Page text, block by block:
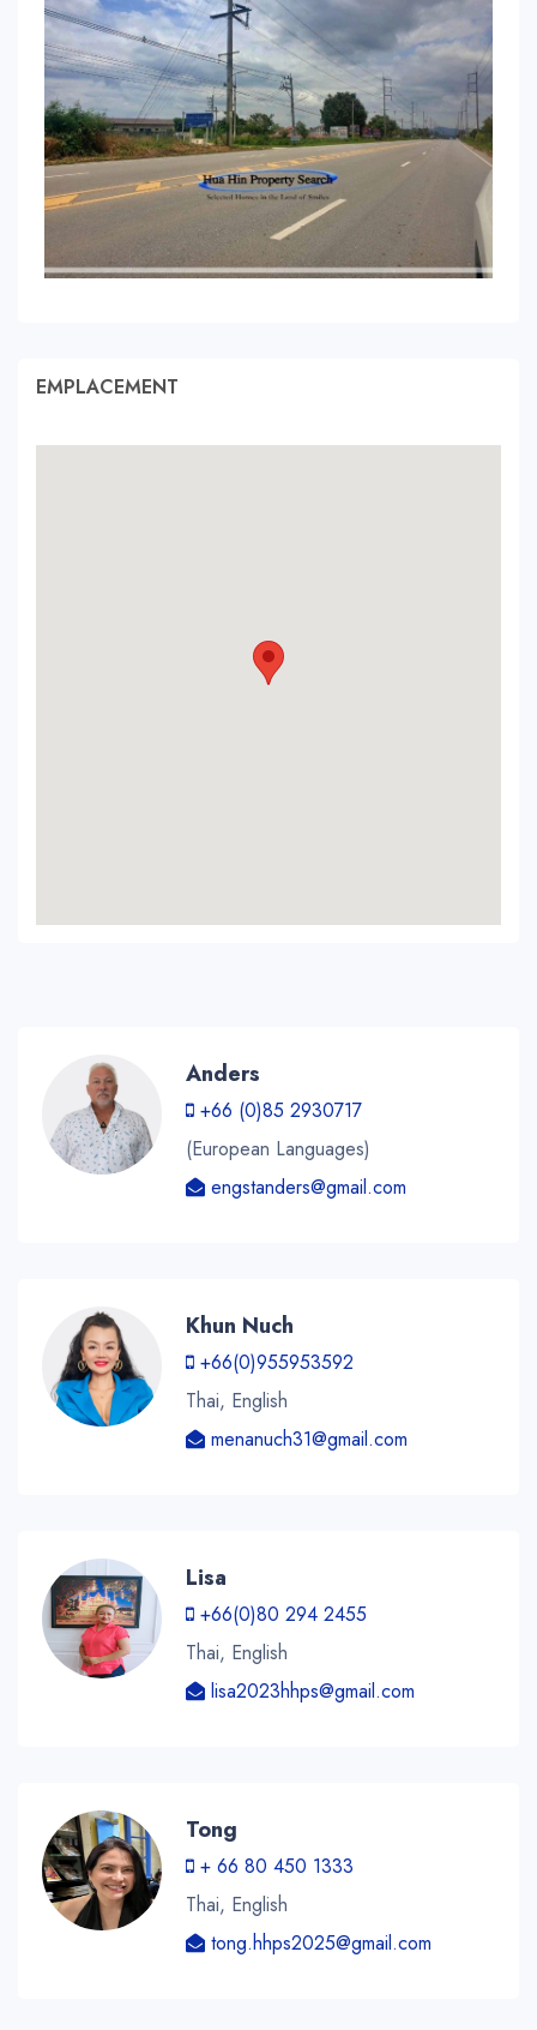
EMPLACEMENT
Anders
+66 (0)85 2930717
(European Languages)
engstanders@gmail.com
Khun Nuch
+66(0)955953592
Thai, English
menanuch31@gmail.com
Lisa
+66(0)80 294 2455
Thai, English
lisa2023hhps@gmail.com
Tong
+ 66 80 450 1333
Thai, English
tong.hhps2025@gmail.com